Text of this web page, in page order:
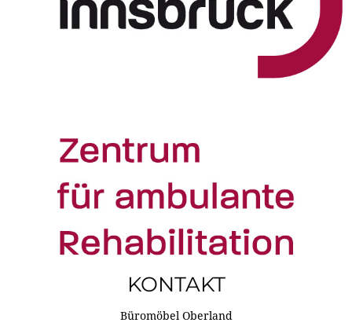
KONTAKT
Büromöbel Oberland